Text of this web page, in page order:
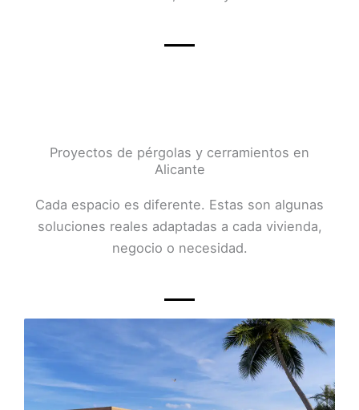
Proyectos de pérgolas y cerramientos en
Alicante
Cada espacio es diferente. Estas son algunas
soluciones reales adaptadas a cada vivienda,
negocio o necesidad.